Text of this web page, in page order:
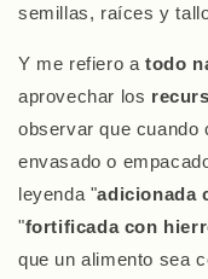
semillas, raíces y
Y me refiero a todo
aprovechar los
observar que cuando
envasado o
leyenda "adicionada
"fortificada con
que un alimento sea